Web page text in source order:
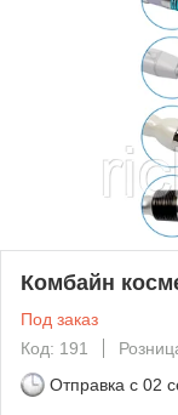
Комбайн
Под заказ
Код: 191
Отправка с 02